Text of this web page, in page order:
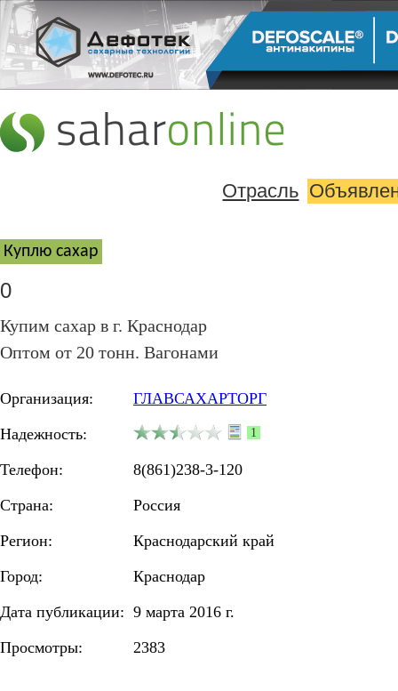
Отрасль
Куплю cахар
0
Купим сахар в г. Краснодар
Оптом от 20 тонн. Вагонами
Организация:
ГЛАВСАХАРТОРГ
Надежность:
1
Телефон:
8(861)238-3-120
Страна:
Россия
Регион:
Краснодарский край
Город:
Краснодар
Дата публикации: 9 марта 2016 г.
Просмотры:
2383